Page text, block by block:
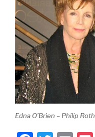
Edna O’Brien – Philip Roth.